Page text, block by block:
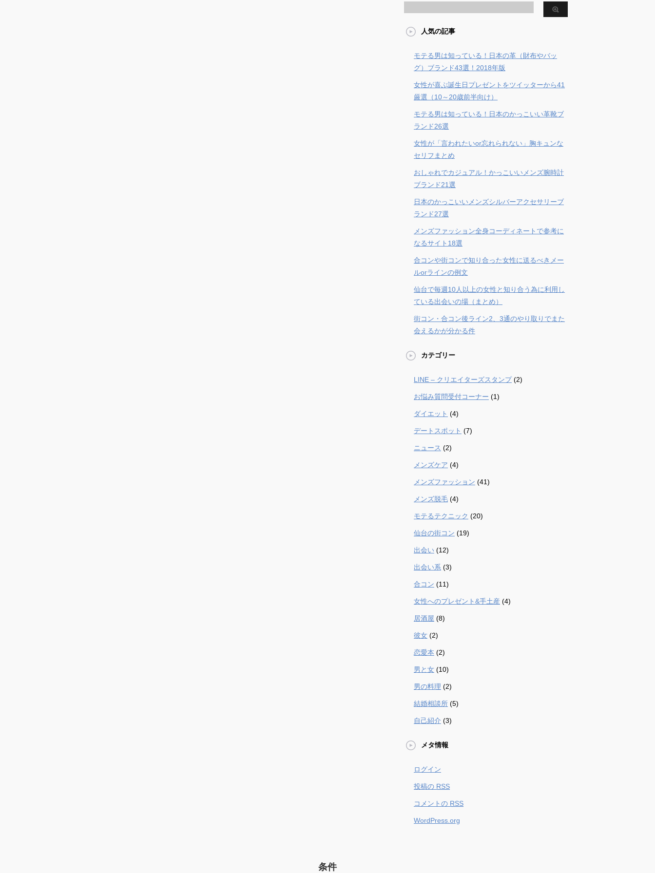
人気の記事
モテる男は知っている！日本の革（財布やバッ
グ）ブランド43選！2018年版
女性が喜ぶ誕生日プレゼントをツイッターから41
厳選（10～20歳前半向け）
モテる男は知っている！日本のかっこいい革靴ブ
ランド26選
女性が「言われたいor忘れられない」胸キュンな
セリフまとめ
おしゃれでカジュアル！かっこいいメンズ腕時計
ブランド21選
日本のかっこいいメンズシルバーアクセサリーブ
ランド27選
メンズファッション全身コーディネートで参考に
なるサイト18選
合コンや街コンで知り合った女性に送るべきメー
ルorラインの例文
仙台で毎週10人以上の女性と知り合う為に利用し
ている出会いの場（まとめ）
街コン・合コン後ライン2、3通のやり取りでまた
会えるかが分かる件
カテゴリー
LINE – クリエイターズスタンプ(2)
お悩み質問受付コーナー (1)
ダイエット (4)
デートスポット (7)
ニュース (2)
メンズケア (4)
メンズファッション (41)
メンズ脱毛 (4)
モテるテクニック (20)
仙台の街コン (19)
出会い (12)
出会い系 (3)
合コン (11)
女性へのプレゼント&手土産 (4)
居酒屋 (8)
彼女 (2)
恋愛本 (2)
男と女 (10)
男の料理 (2)
結婚相談所 (5)
自己紹介 (3)
メタ情報
ログイン
投稿の RSS
コメントの RSS
WordPress.org
条件